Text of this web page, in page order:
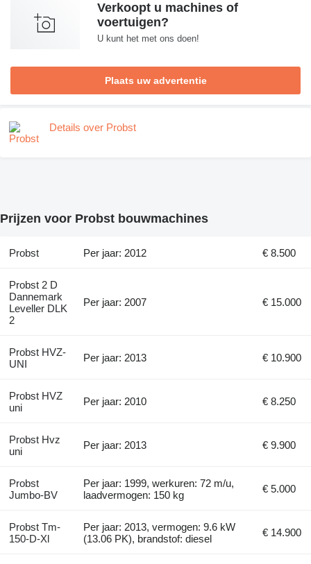
Verkoopt u machines of
voertuigen?
U kunt het met ons doen!
Plaats uw advertentie
Details over Probst
Prijzen voor Probst bouwmachines
Probst Per jaar: 2012 € 8.500
Probst 2 D
Dannemark
Leveller DLK
2
Per jaar: 2007 € 15.000
Probst HVZ-
UNI
Per jaar: 2013 € 10.900
Probst HVZ
uni
Per jaar: 2010 € 8.250
Probst Hvz
uni
Per jaar: 2013 € 9.900
Probst
Jumbo-BV
Per jaar: 1999, werkuren: 72 m/u,
laadvermogen: 150 kg
€ 5.000
Probst Tm-
150-D-Xl
Per jaar: 2013, vermogen: 9.6 kW
(13.06 PK), brandstof: diesel
€ 14.900